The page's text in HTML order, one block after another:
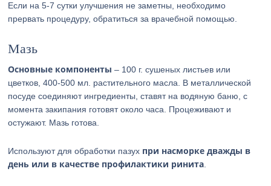
Если на 5-7 сутки улучшения не заметны, необходимо
прервать процедуру, обратиться за врачебной помощью.
Мазь
Основные компоненты – 100 г. сушеных листьев или
цветков, 400-500 мл. растительного масла. В металлической
посуде соединяют ингредиенты, ставят на водяную баню, с
момента закипания готовят около часа. Процеживают и
остужают. Мазь готова.
Используют для обработки пазух при насморке дважды в
день или в качестве профилактики ринита